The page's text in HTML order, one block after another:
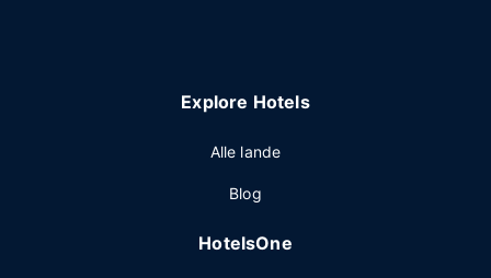
Explore Hotels
Alle lande
Blog
HotelsOne